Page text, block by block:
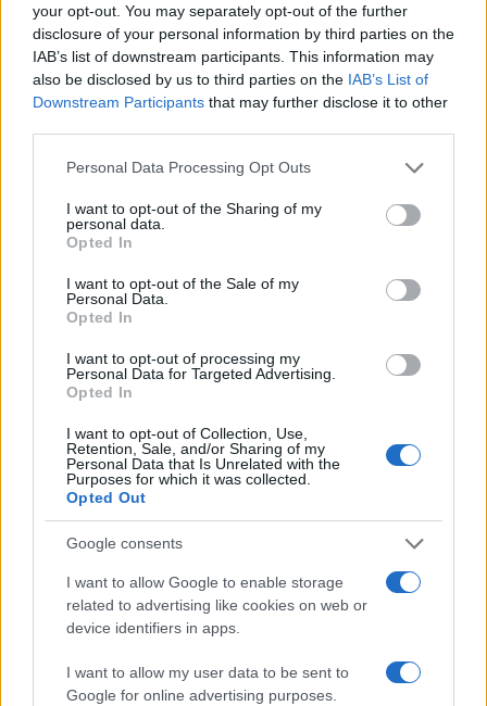
your opt-out. You may separately opt-out of the further
disclosure of your personal information by third parties on the
IAB’s list of downstream participants. This information may
also be disclosed by us to third parties on the IAB’s List of
Downstream Participants that may further disclose it to other
Please note that this website/app uses one or more Google
not limited to your visit or usage behaviour. You may click to
grant or deny consent to Google and its third-party tags to
use your data for below specified purposes in below Google
consent section.
Personal Data Processing Opt Outs
I want to opt-out of the Sharing of my
personal data.
Opted In
I want to opt-out of the Sale of my
Personal Data.
Opted In
I want to opt-out of processing my
Personal Data for Targeted Advertising.
Opted In
I want to opt-out of Collection, Use,
Retention, Sale, and/or Sharing of my
Personal Data that Is Unrelated with the
Purposes for which it was collected.
Opted Out
Google consents
I want to allow Google to enable storage
related to advertising like cookies on web or
device identifiers in apps.
I want to allow my user data to be sent to
Google for online advertising purposes.
corta , oftewel de korte keten? Het ondersteunt niet
alleen de lokale economie, maar het draagt ook bij
aan een betere wereld. Dit is niet alleen een
ethische keuze, maar ook een culinaire. Lokale
ingrediënten zijn vaakverserensmaakvoller, wat
de kwaliteit van onze gerechten ten goede komt.
Door het verhaal achter elk ingrediënt te begrijpen
en de technieken die we gebruiken te respecteren,
kunnen we als chefs de verbinding maken met
onze culinaire tradities. Dit vraagt ook om
ons van deze ingrediënten voorzien. Van de boer
tot de markt en uiteindelijk naar onze keuken; elk
aspect speelt een belangrijke rol in de
ervaring. Hoe kunnen we deze verbinding nog
sterker maken in onze gerechten?